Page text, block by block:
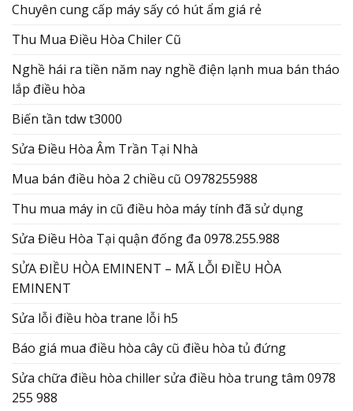
Chuyên cung cấp máy sấy có hút ẩm giá rẻ
Thu Mua Điều Hòa Chiler Cũ
Nghề hái ra tiền năm nay nghề điện lạnh mua bán tháo
lắp điều hòa
Biến tần tdw t3000
Sửa Điều Hòa Âm Trần Tại Nhà
Mua bán điều hòa 2 chiều cũ O978255988
Thu mua máy in cũ điều hòa máy tính đã sử dụng
Sửa Điều Hòa Tại quận đống đa 0978.255.988
SỬA ĐIỀU HÒA EMINENT – MÃ LỖI ĐIỀU HÒA
EMINENT
Sửa lỗi điều hòa trane lỗi h5
Báo giá mua điều hòa cây cũ điều hòa tủ đứng
Sửa chữa điều hòa chiller sửa điều hòa trung tâm 0978
255 988